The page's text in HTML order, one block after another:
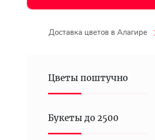
Доставка цветов в Алагире
Цветы поштучно
Букеты до 2500